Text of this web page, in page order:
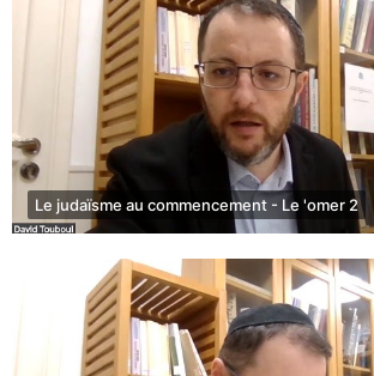
Le judaïsme au commencement - Le 'omer 2